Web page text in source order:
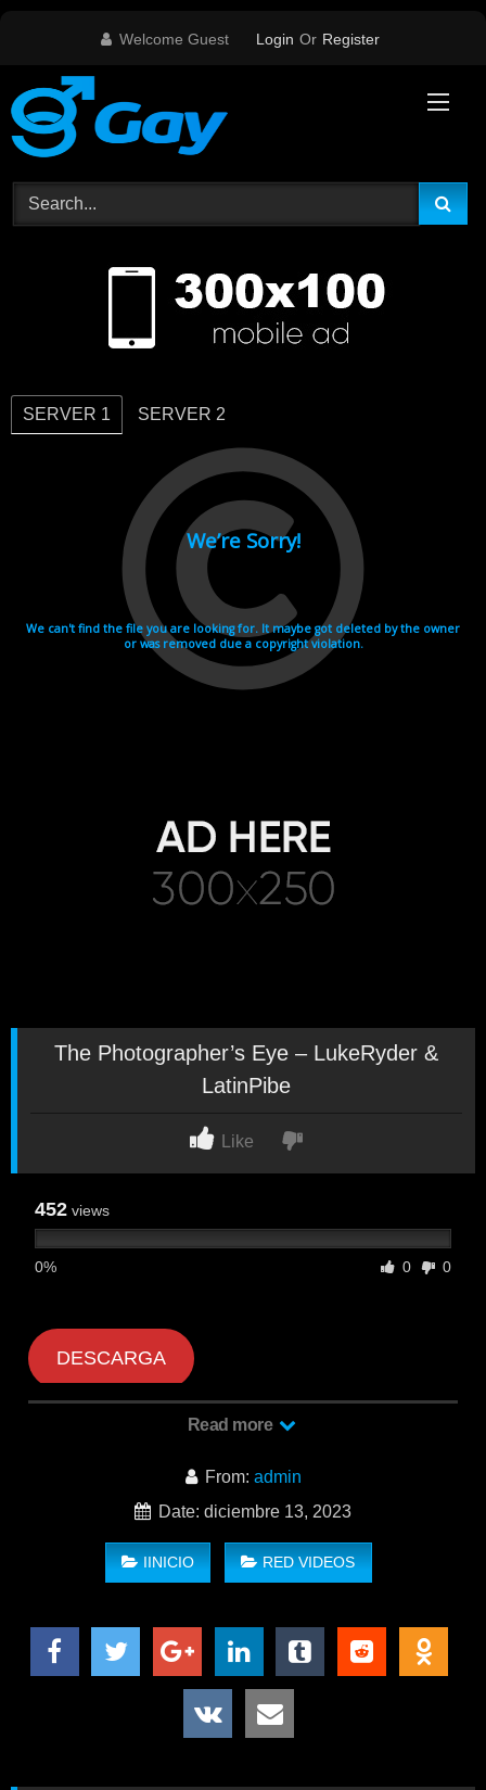
Welcome Guest Login Or Register
SERVER 1 SERVER 2
The Photographer’s Eye – LukeRyder &
LatinPibe
Like
452 views
0% 0 0
DESCARGA
The Photographer’s Eye – LukeRyder & LatinPibe
Read more
From: admin
Date: diciembre 13, 2023
IINICIO RED VIDEOS